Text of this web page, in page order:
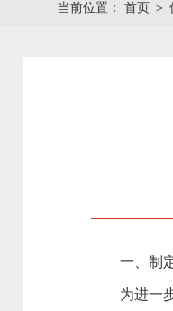
当前位置： 首页 ＞
一、制
为进一步